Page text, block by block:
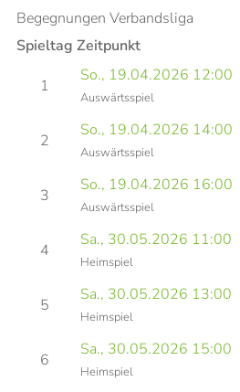
Begegnungen Verbandsliga
Spieltag Zeitpunkt
1
So., 19.04.2026 12:00
Auswärtsspiel
2
So., 19.04.2026 14:00
Auswärtsspiel
3
So., 19.04.2026 16:00
Auswärtsspiel
4
Sa., 30.05.2026 11:00
Heimspiel
5
Sa., 30.05.2026 13:00
Heimspiel
6
Sa., 30.05.2026 15:00
Heimspiel